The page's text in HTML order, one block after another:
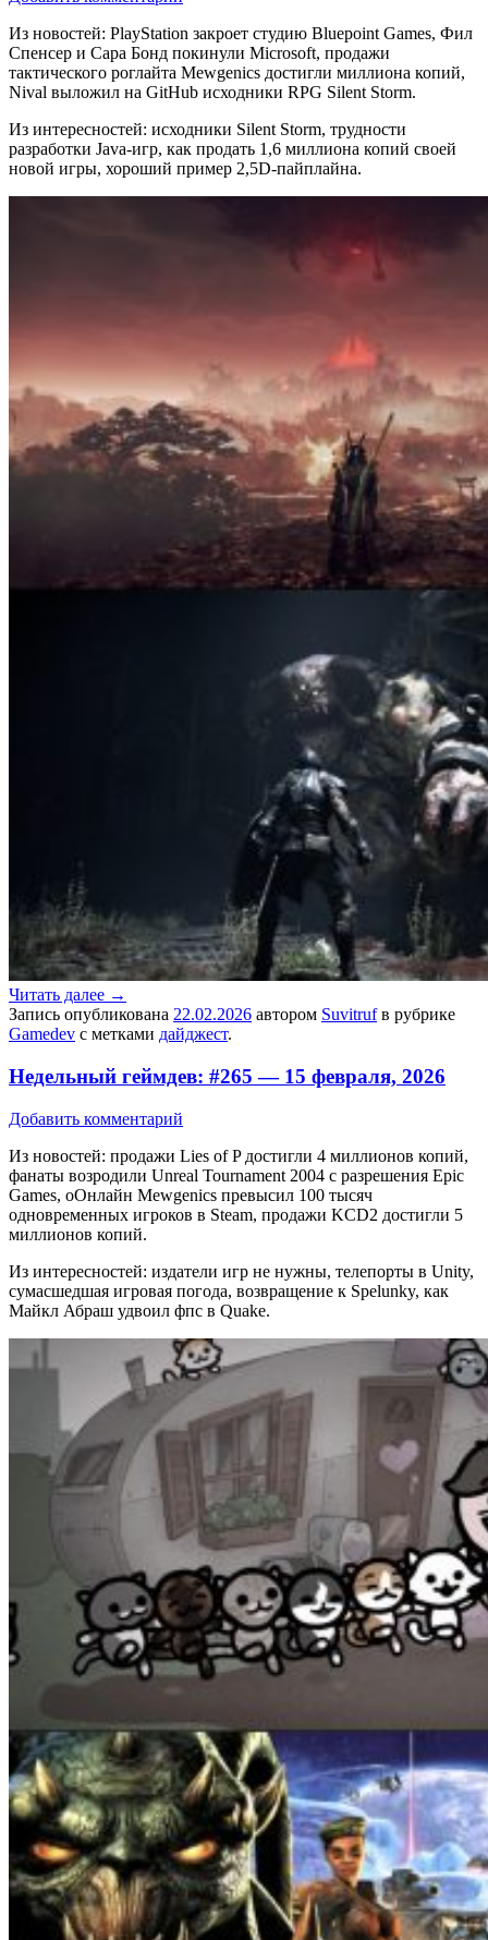
Из новостей: PlayStation закроет студию Bluepoint Games, Фил
Спенсер и Сара Бонд покинули Microsoft, продажи
тактического роглайта Mewgenics достигли миллиона копий,
Nival выложил на GitHub исходники RPG Silent Storm.
Из интересностей: исходники Silent Storm, трудности
разработки Java-игр, как продать 1,6 миллиона копий своей
новой игры, хороший пример 2,5D-пайплайна.
Читать далее →
Запись опубликована 22.02.2026 автором Suvitrufв рубрике
Gamedev с метками дайджест.
Недельный геймдев: #265 — 15 февраля, 2026
Добавить комментарий
Из новостей: продажи Lies of P достигли 4 миллионов копий,
фанаты возродили Unreal Tournament 2004 с разрешения Epic
Games, оОнлайн Mewgenics превысил 100 тысяч
одновременных игроков в Steam, продажи KCD2 достигли 5
миллионов копий.
Из интересностей: издатели игр не нужны, телепорты в Unity,
сумасшедшая игровая погода, возвращение к Spelunky, как
Майкл Абраш удвоил фпс в Quake.